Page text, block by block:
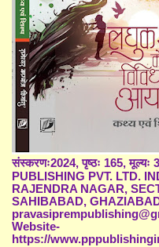
संस्करणः2024, पृष्ठः 165, मूल्यः
PUBLISHING PVT. LTD.
RAJENDRA NAGAR,
SAHIBABAD,
Website-
https://